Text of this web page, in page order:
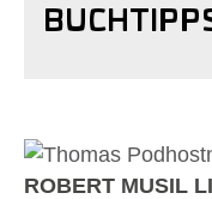
Show larger version
ROBERT MUSIL